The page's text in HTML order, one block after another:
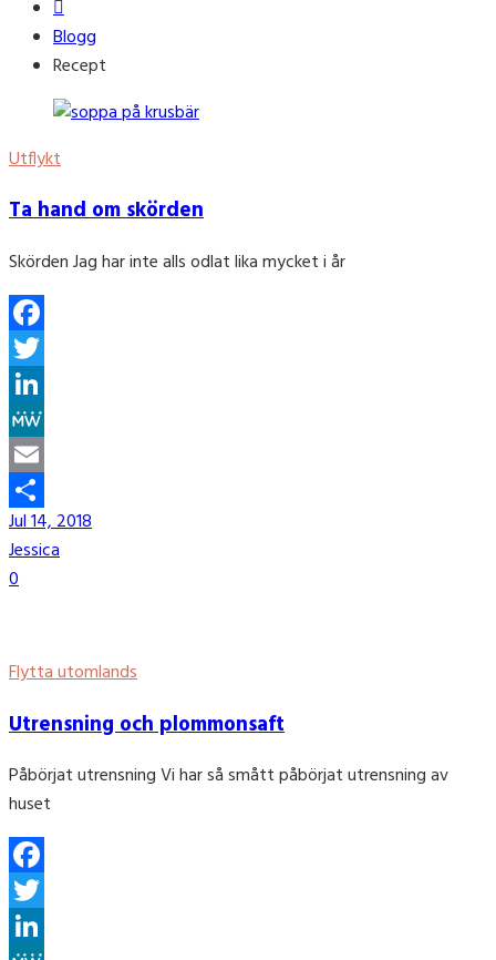
Blogg
Recept
Utflykt
Ta hand om skörden
Skörden Jag har inte alls odlat lika mycket i år
Facebook
Twitter
LinkedIn
MeWe
Email
Share
Jul 14, 2018
Jessica
0
Flytta utomlands
Utrensning och plommonsaft
Påbörjat utrensning Vi har så smått påbörjat utrensning av
huset
Facebook
Twitter